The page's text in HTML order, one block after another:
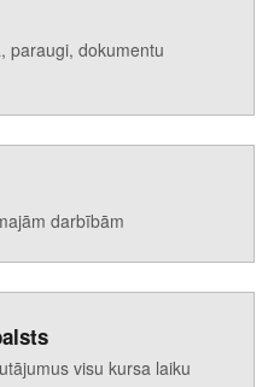
paraugi, dokumentu
darbībām
visu kursa laiku